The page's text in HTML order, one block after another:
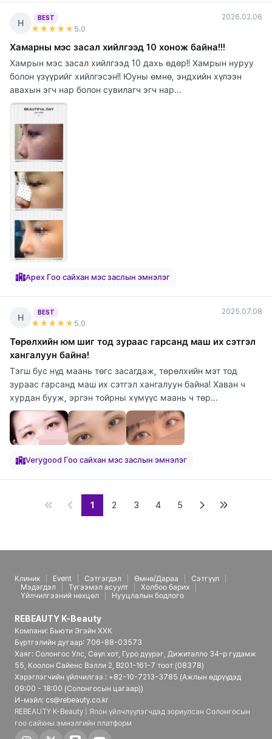
Н
BEST
★★★★★ 5.0
2026.02.06
Хамарны мэс засал хийлгээд 10 хонож байна!!!
Хамрын мэс засал хийлгээд 10 дахь өдөр!! Хамрын нуруу
болон үзүүрийг хийлгэсэн!! Юуны өмнө, эндхийн хүлээн
авахын эгч нар болон сувилагч эгч нар...
Apex Гоо сайхан мэс заслын эмнэлэг
Н
BEST
★★★★★ 5.0
2025.07.08
Төрөлхийн юм шиг тод зураас гарсанд маш их сэтгэл
хангалуун байна!
Тэгш бус нүд маань төгс засагдаж, төрөлхийн мэт тод
зураас гарсанд маш их сэтгэл хангалуун байна! Хаван ч
хурдан бууж, эргэн тойрны хүмүүс маань ч төр...
Verygood Гоо сайхан мэс заслын эмнэлэг
1 2 3 4 5
Клиник Event Сэтгэгдэл Өмнө/Дараа
Сэтгүүл
Мэдэгдэл
Түгээмэл асуулт
Холбоо барих
Үйлчилгээний нөхцөл
Нууцлалын бодлого
REBEAUTY K-Beauty
Компани: Бьюти Эгэйн ХХК
Бүртгэлийн дугаар: 706-88-03573
Хаяг: Солонгос Улс, Сөүл хот, Гуро дүүрэг, Дижиталло 34-р гудамж
55, Коолон Сайенс Вэлли 2, B201-161-7 тоот (08378)
Хэрэглэгчийн үйлчилгээ : +82-10-7213-3785 (Ажлын өдрүүдэд
09:00 - 18:00 (Солонгосын цагаар))
И-мэйл: cs@rebeauty.co.kr
REBEAUTY K-Beauty | Япон үйлчлүүлэгчдэд зориулсан Солонгосын
гоо сайхны эмнэлгийн платформ